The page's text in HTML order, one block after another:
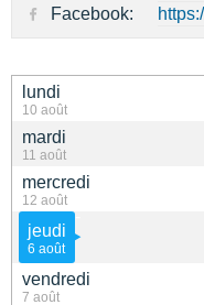
lundi
10 août
mardi
11 août
mercredi
12 août
jeudi
6 août
vendredi
7 août
Facebook: